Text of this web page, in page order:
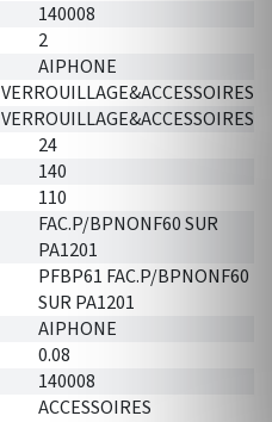
140008
2
AIPHONE
VERROUILLAGE&ACCESSOIRES
VERROUILLAGE&ACCESSOIRES
24
140
110
FAC.P/BPNONF60 SUR
PA1201
PFBP61 FAC.P/BPNONF60
SUR PA1201
AIPHONE
0.08
140008
ACCESSOIRES